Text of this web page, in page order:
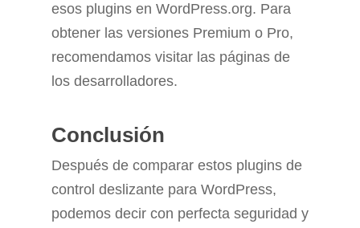
esos plugins en WordPress.org. Para
obtener las versiones Premium o Pro,
recomendamos visitar las páginas de
los desarrolladores.
Conclusión
Después de comparar estos plugins de
control deslizante para WordPress,
podemos decir con perfecta seguridad y